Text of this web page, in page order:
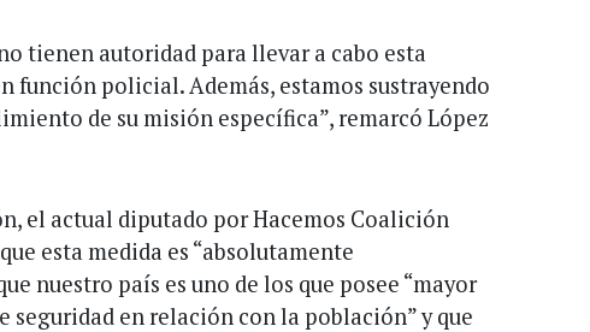
tienen autoridad para llevar a cabo esta
función policial. Además, estamos sustrayendo
de su misión específica”, remarcó López
el actual diputado por Hacemos Coalición
esta medida es “absolutamente
nuestro país es uno de los que posee “mayor
seguridad en relación con la población” y que